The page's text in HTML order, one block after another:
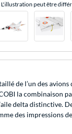
L'illustration peut être
de l’un des
la combinaison
delta distinctive.
des impressions